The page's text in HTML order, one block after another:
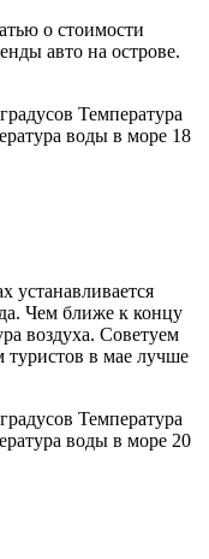
о стоимости
авто на острове.
Температура
воды в море 18
устанавливается
Чем ближе к концу
воздуха. Советуем
в мае лучше
Температура
воды в море 20